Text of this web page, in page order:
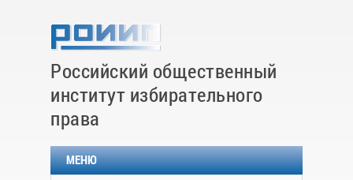
Российский общественный
институт избирательного
права
МЕНЮ